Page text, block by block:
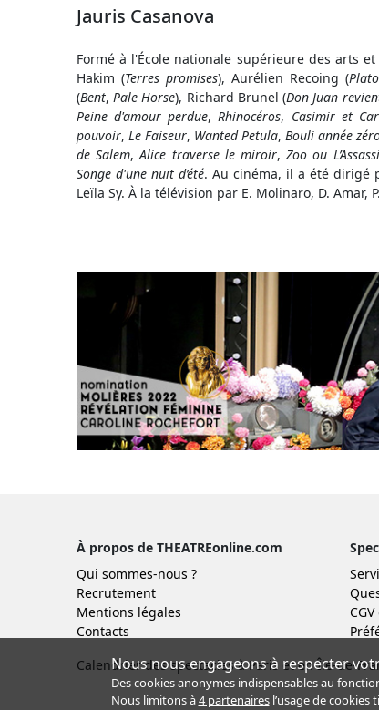
Jauris Casanova
Formé à l'École nationale supérieure des arts
Hakim (Terres promises), Aurélien Recoing (
(Bent,Pale Horse), Richard Brunel (Don Juan
Peine d'amour perdue,Rhinocéros, Casimir et
pouvoir,Le Faiseur, Wanted Petula,Bouli année
de Salem,Alice traverse le miroir,Zoo ou
Songe d'une nuit d’été. Au cinéma, il a été dirigé
Leïla Sy. À la télévision par E. Molinaro, D. Amar,
À propos de THEATREonline.com
Qui sommes-nous ?
Recrutement
Mentions légales
Contacts
CGV
Calendrier des spectacles à Paris et en Île-de-
Nous nous engageons à respecter
Des cookies anonymes indispensables au
Nous limitons à4 partenairesl’usage de cookies